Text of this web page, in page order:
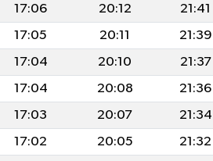
17:06 20:12
21:41
17:05 20:11
21:39
17:04 20:10
21:37
17:04 20:08
21:36
17:03 20:07
21:34
17:02 20:05
21:32